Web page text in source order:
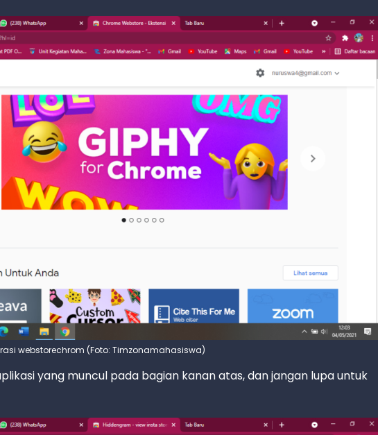
webstorechrom (Foto: Timzonamahasiswa)
yang muncul pada bagian kanan atas, dan jangan lupa untuk